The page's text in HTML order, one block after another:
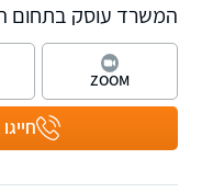
המשרד עוסק בתחום
המשפחה, סכסוכי ירושה
המשפט לענייני
במשרד מחלקות
העבודה. למשרד
ונתניה.
ZOOM